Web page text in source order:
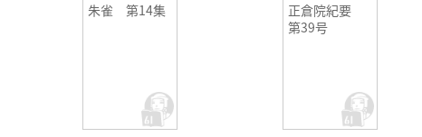
朱雀 第14集
正倉院紀要
第39号